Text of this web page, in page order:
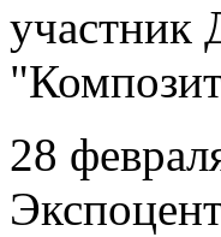
участник
28